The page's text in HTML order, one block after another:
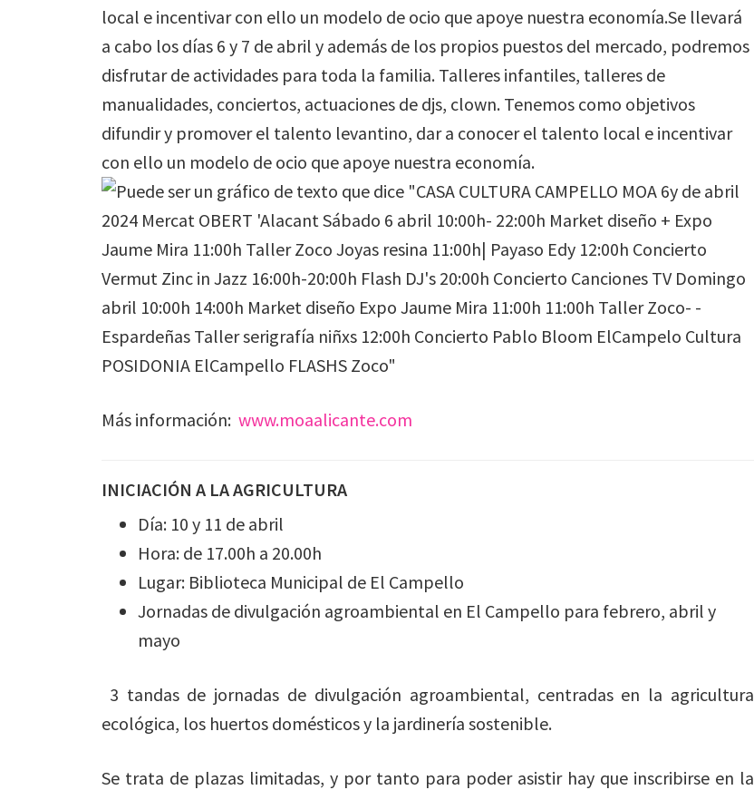
local e incentivar con ello un modelo de ocio que apoye nuestra economía.Se llevará
a cabo los días 6 y 7 de abril y además de los propios puestos del mercado, podremos
disfrutar de actividades para toda la familia. Talleres infantiles, talleres de
manualidades, conciertos, actuaciones de djs, clown. Tenemos como objetivos
difundir y promover el talento levantino, dar a conocer el talento local e incentivar
con ello un modelo de ocio que apoye nuestra economía.
Más información: www.moaalicante.com
INICIACIÓN A LA AGRICULTURA
Día: 10 y 11 de abril
Hora: de 17.00h a 20.00h
Lugar: Biblioteca Municipal de El Campello
Jornadas de divulgación agroambiental en El Campello para febrero, abril y
mayo
3 tandas de jornadas de divulgación agroambiental, centradas en la agricultura
ecológica, los huertos domésticos y la jardinería sostenible.
Se trata de plazas limitadas, y por tanto para poder asistir hay que inscribirse en la